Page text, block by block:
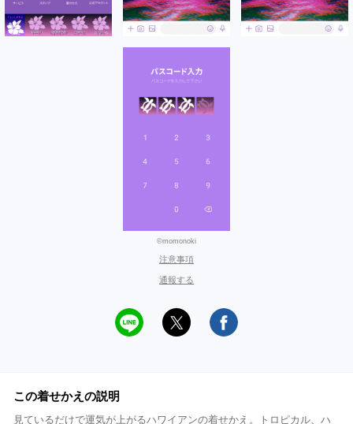
©momonoki
注意事項
通報する
この着せかえの説明
見ているだけで運気が上がるハワイアンの着せかえ。トロピカル、ハ